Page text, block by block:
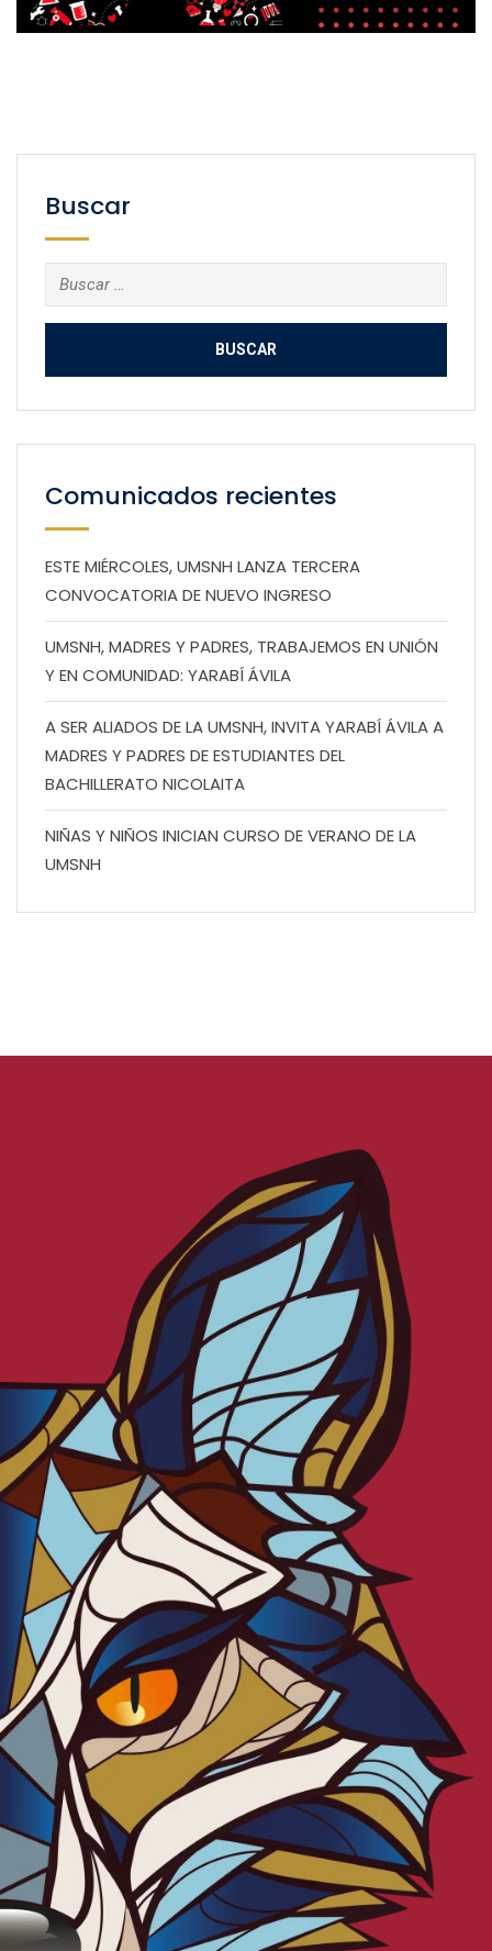
Buscar
Buscar:
Comunicados recientes
ESTE MIÉRCOLES, UMSNH LANZA TERCERA
CONVOCATORIA DE NUEVO INGRESO
UMSNH, MADRES Y PADRES, TRABAJEMOS EN UNIÓN
Y EN COMUNIDAD: YARABÍ ÁVILA
A SER ALIADOS DE LA UMSNH, INVITA YARABÍ ÁVILA A
MADRES Y PADRES DE ESTUDIANTES DEL
BACHILLERATO NICOLAITA
NIÑAS Y NIÑOS INICIAN CURSO DE VERANO DE LA
UMSNH